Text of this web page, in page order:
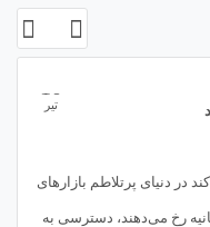
در دنیای پرتلاطم بازارهای
رخ می‌دهند، دسترسی به
تیر